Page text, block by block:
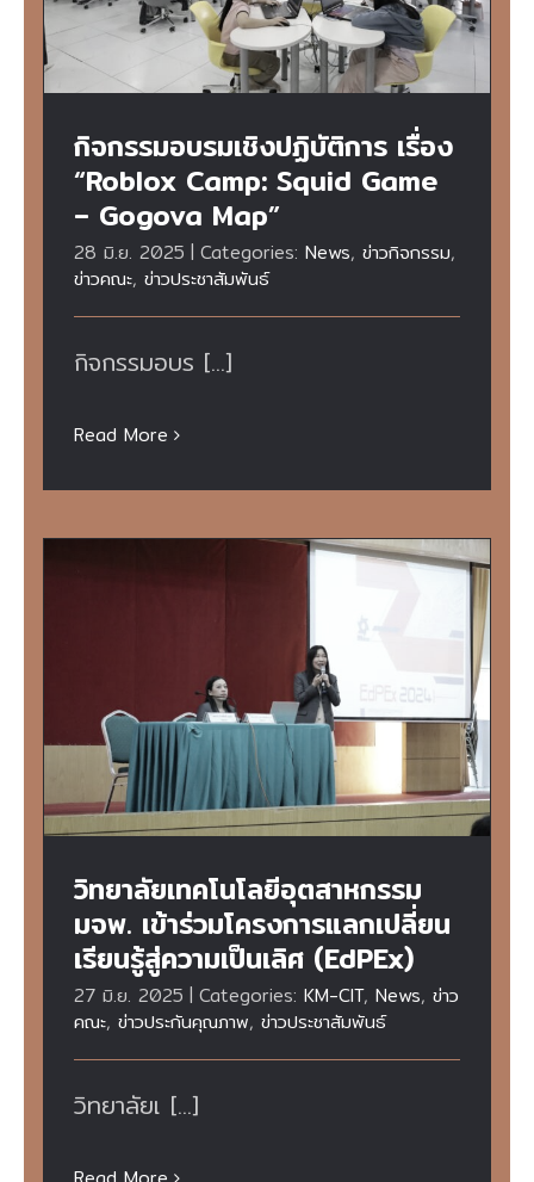
กิจกรรมอบรมเชิงปฏิบัติการ เรื่อง
“Roblox Camp: Squid Game
– Gogova Map”
28 มิ.ย. 2025 | Categories: News, ข่าวกิจกรรม,
ข่าวคณะ, ข่าวประชาสัมพันธ์
กิจกรรมอบร [...]
Read More
วิทยาลัยเทคโนโลยีอุตสาหกรรม มจพ. เข้าร่วม
โครงการแลกเปลี่ยนเรียนรู้สู่ความเป็นเลิศ
(EdPEx)
วิทยาลัยเทคโนโลยีอุตสาหกรรม
มจพ. เข้าร่วมโครงการแลกเปลี่ยน
เรียนรู้สู่ความเป็นเลิศ (EdPEx)
27 มิ.ย. 2025 | Categories: KM-CIT, News, ข่าว
คณะ, ข่าวประกันคุณภาพ, ข่าวประชาสัมพันธ์
วิทยาลัยเ [...]